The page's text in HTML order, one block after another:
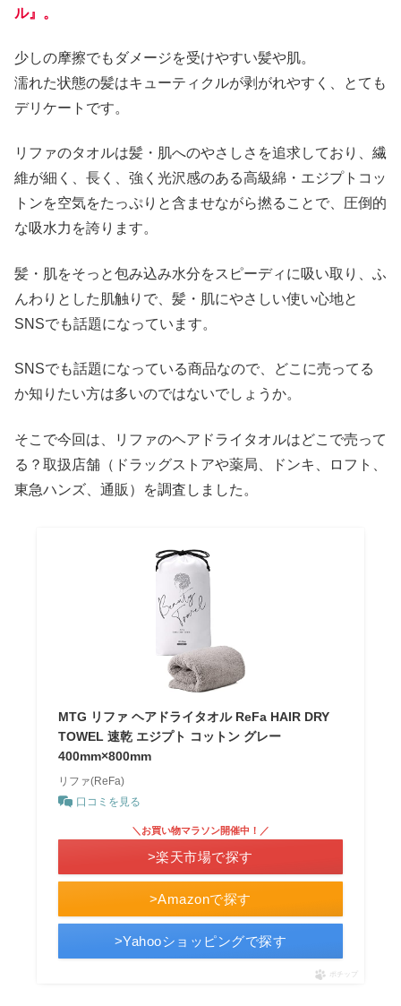
ル』。
少しの摩擦でもダメージを受けやすい髪や肌。
濡れた状態の髪はキューティクルが剥がれやすく、とても
デリケートです。
リファのタオルは髪・肌へのやさしさを追求しており、繊
維が細く、長く、強く光沢感のある高級綿・エジプトコッ
トンを空気をたっぷりと含ませながら撚ることで、圧倒的
な吸水力を誇ります。
髪・肌をそっと包み込み水分をスピーディに吸い取り、ふ
んわりとした肌触りで、髪・肌にやさしい使い心地と
SNSでも話題になっています。
SNSでも話題になっている商品なので、どこに売ってる
か知りたい方は多いのではないでしょうか。
そこで今回は、リファのヘアドライタオルはどこで売って
る？取扱店舗（ドラッグストアや薬局、ドンキ、ロフト、
東急ハンズ、通販）を調査しました。
MTG リファ ヘアドライタオル ReFa HAIR DRY
TOWEL 速乾 エジプト コットン グレー
400mm×800mm
リファ(ReFa)
口コミを見る
>Amazonで探す
＼お買い物マラソン開催中！／
>楽天市場で探す
>Yahooショッピングで探す
ポチップ